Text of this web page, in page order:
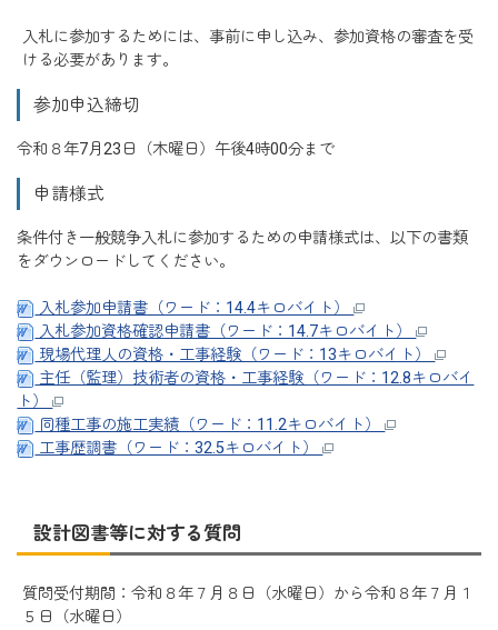
入札に参加するためには、事前に申し込み、参加資格の審査を受
ける必要があります。
参加申込締切
令和８年7月23日（木曜日）午後4時00分まで
申請様式
条件付き一般競争入札に参加するための申請様式は、以下の書類
をダウンロードしてください。
入札参加申請書（ワード：14.4キロバイト）
入札参加資格確認申請書（ワード：14.7キロバイト）
現場代理人の資格・工事経験（ワード：13キロバイト）
主任（監理）技術者の資格・工事経験（ワード：12.8キロバイ
ト）
同種工事の施工実績（ワード：11.2キロバイト）
工事歴調書（ワード：32.5キロバイト）
設計図書等に対する質問
質問受付期間：令和８年７月８日（水曜日）から令和８年７月１
５日（水曜日）